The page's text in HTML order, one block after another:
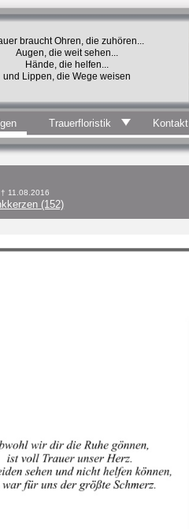
Trauerfloristik Kontakt
† 11.08.2016
(152)
braucht Ohren, die zuhören...
Augen, die weit sehen...
Hände, die helfen...
und Lippen, die Wege weisen